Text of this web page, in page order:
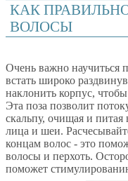
КАК
ВОЛОСЫ
Очень важно научиться
встать широко
наклонить корпус,
Эта поза позволит
скальпу, очищая и
лица и шеи.
концам волос - это
волосы и перхоть.
поможет